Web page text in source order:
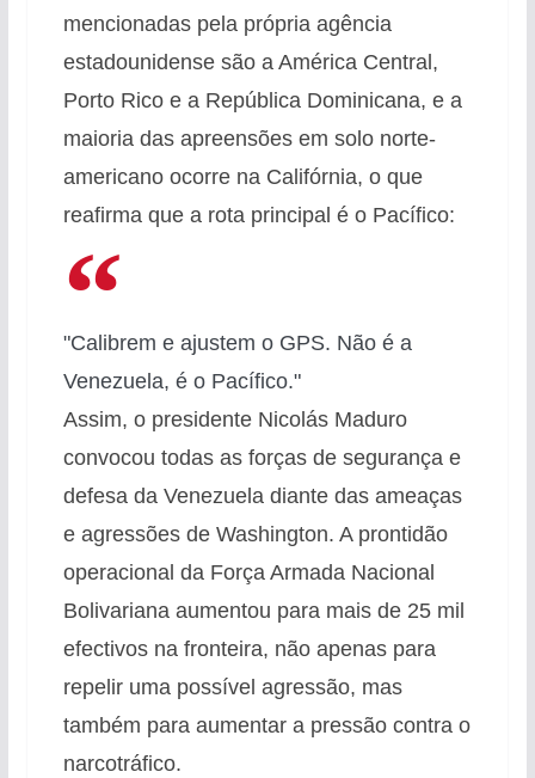
mencionadas pela própria agência
estadounidense são a América Central,
Porto Rico e a República Dominicana, e a
maioria das apreensões em solo norte-
americano ocorre na Califórnia, o que
reafirma que a rota principal é o Pacífico:
"Calibrem e ajustem o GPS. Não é a
Venezuela, é o Pacífico."
Assim, o presidente Nicolás Maduro
convocou todas as forças de segurança e
defesa da Venezuela diante das ameaças
e agressões de Washington. A prontidão
operacional da Força Armada Nacional
Bolivariana aumentou para mais de 25 mil
efectivos na fronteira, não apenas para
repelir uma possível agressão, mas
também para aumentar a pressão contra o
narcotráfico.